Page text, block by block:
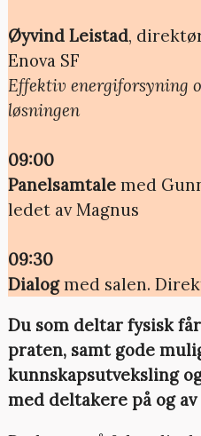
Øyvind Leistad,
Enova SF
Effektiv energiforsyning
løsningen
09:00
Panelsamtalemed
ledet av Magnus
09:30
Dialogmed salen.
Du som deltar fysisk
praten, samt gode
kunnskapsutveksling
med deltakere på og av